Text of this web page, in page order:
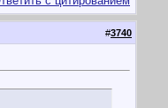
#3740